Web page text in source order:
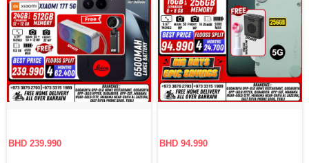
BHD 94.990
BHD 239.990